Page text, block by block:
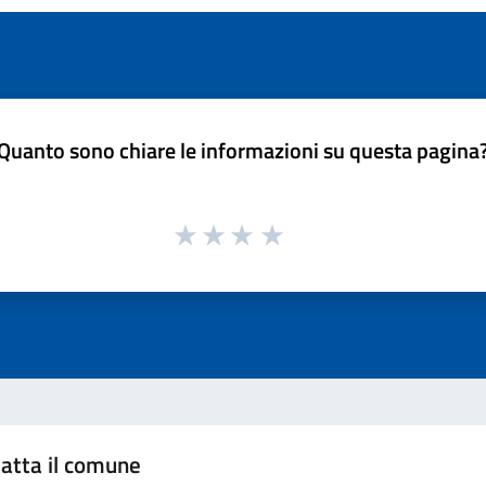
sono chiare le informazioni su questa
il comune